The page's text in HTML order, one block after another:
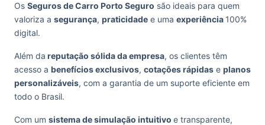
Os Seguros de Carro Porto Seguro são ideais para quem
valoriza a segurança, praticidade e uma experiência 100%
digital.
Além da reputação sólida da empresa, os clientes têm
acesso a benefícios exclusivos, cotações rápidas e planos
personalizáveis, com a garantia de um suporte eficiente em
todo o Brasil.
Com um sistema de simulação intuitivo e transparente,